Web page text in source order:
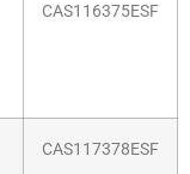
CAS116375ESF
CAS117378ESF